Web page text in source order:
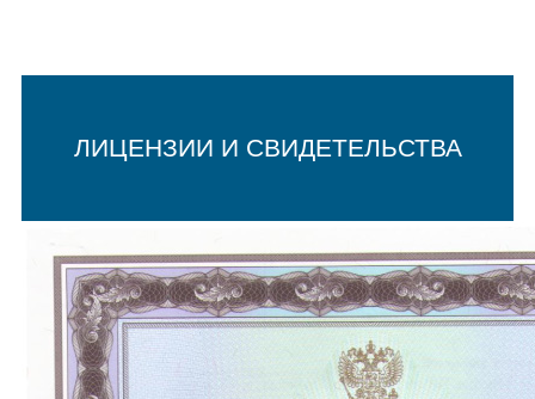
ЛИЦЕНЗИИ И СВИДЕТЕЛЬСТВА